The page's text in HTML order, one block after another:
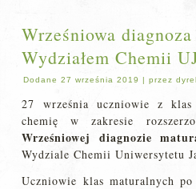
Wrześniowa
Wydziałem Chemii
Dodane 27 września 2019 |przez
27 września uczniowie z
chemię w zakresie
Wrześniowej diagnozie
Wydziale Chemii Uniwersytetu
Uczniowie klas maturalnych